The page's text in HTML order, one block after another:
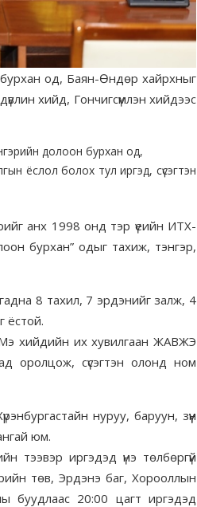
од, Баян-Өндөр хайрхныг
хийд, Гончигсүмлэн хийдээс
долоон бурхан од,
ёслол болох тул иргэд, сүсэгтэн
анх 1998 онд тэр үеийн ИТХ-
бурхан” одыг тахиж, тэнгэр,
8 тахил, 7 эрдэнийг залж, 4
ёстой.
Мэ хийдийн их хувилгаан ЖАВЖЭ
сүсэгтэн олонд ном
нуруу, баруун, зүүн
юм.
тээвэр иргэдэд үнэ төлбөргүй
төв, Эрдэнэ баг, Хорооллын
буудлаас 20:00 цагт иргэдэд